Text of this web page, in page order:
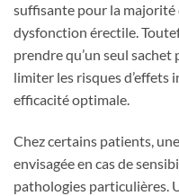
suffisante pour la
dysfonction érectile.
prendre qu’un seul
limiter les risques d’effets
efficacité optimale.
Chez certains patients,
envisagée en cas de
pathologies particulières.